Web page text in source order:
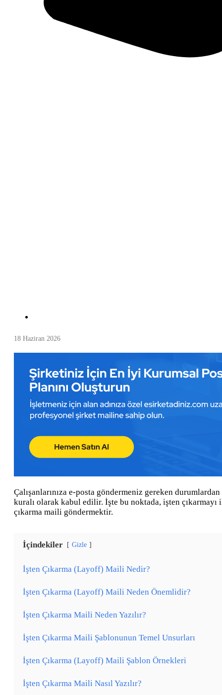
18 Haziran 2026
Çalışanlarınıza e-posta göndermeniz gereken
kuralı olarak kabul edilir. İşte bu noktada, işten
çıkarma maili göndermektir.
İçindekiler Gizle
İşten Çıkarma (Layoff) Maili Nedir?
İşten Çıkarma (Layoff) Maili Neden Önemlidir?
İşten Çıkarma Maili Neden Yazılır?
İşten Çıkarma Maili Şablonunun Temel Unsurları
İşten Çıkarma (Layoff) Maili Şablon Örnekleri
İşten Çıkarma Maili Nasıl Yazılır?